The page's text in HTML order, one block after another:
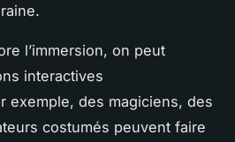
l’immersion, on peut
interactives
exemple, des magiciens, des
costumés peuvent faire